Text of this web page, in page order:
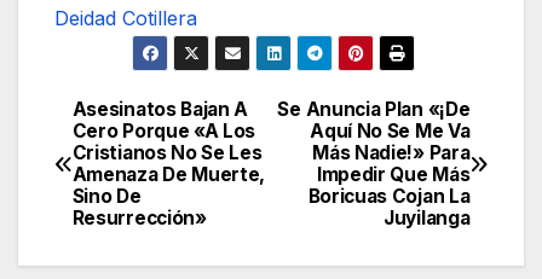
Deidad Cotillera
Navegación
de
entradas
Se Anuncia Plan «¡De
Aquí No Se Me Va
Más Nadie!» Para
Impedir Que Más
Boricuas Cojan La
Juyilanga
Asesinatos Bajan A
Cero Porque «A Los
Cristianos No Se Les
Amenaza De Muerte,
Sino De
Resurrección»